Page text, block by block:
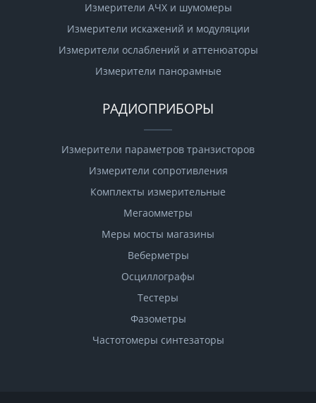
Измерители АЧХ и шумомеры
Измерители искажений и модуляции
Измерители ослаблений и аттенюаторы
Измерители панорамные
РАДИОПРИБОРЫ
Измерители параметров транзисторов
Измерители сопротивления
Комплекты измерительные
Мегаомметры
Меры мосты магазины
Веберметры
Осциллографы
Тестеры
Фазометры
Чаcтотомеры синтезаторы